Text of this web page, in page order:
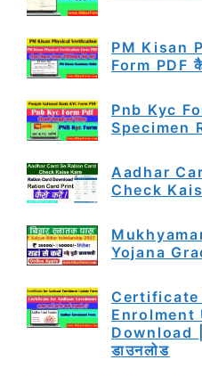
PM Kisan
Form PDF
Pnb Kyc
Specimen
Aadhar
Check
Yojana
Certificate
Enrolment
Download |
डाउनलोड